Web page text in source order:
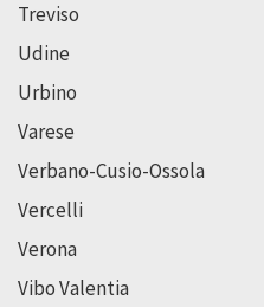
Treviso
Udine
Urbino
Varese
Verbano-Cusio-Ossola
Vercelli
Verona
Vibo Valentia